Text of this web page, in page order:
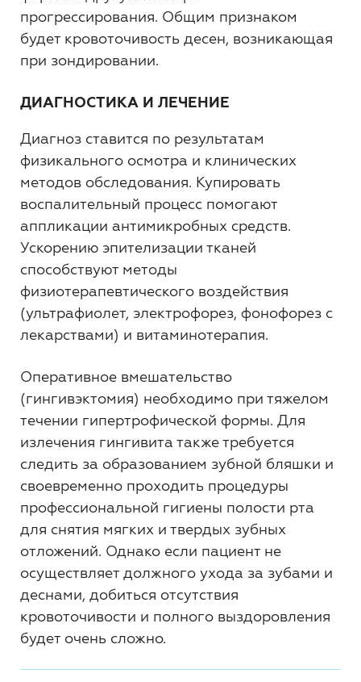
прогрессирования. Общим признаком
будет кровоточивость десен, возникающая
при зондировании.
ДИАГНОСТИКА И ЛЕЧЕНИЕ
Диагноз ставится по результатам
физикального осмотра и клинических
методов обследования. Купировать
воспалительный процесс помогают
аппликации антимикробных средств.
Ускорению эпителизации тканей
способствуют методы
физиотерапевтического воздействия
(ультрафиолет, электрофорез, фонофорез с
лекарствами) и витаминотерапия.
Оперативное вмешательство
(гингивэктомия) необходимо при тяжелом
течении гипертрофической формы. Для
излечения гингивита также требуется
следить за образованием зубной бляшки и
своевременно проходить процедуры
профессиональной гигиены полости рта
для снятия мягких и твердых зубных
отложений. Однако если пациент не
осуществляет должного ухода за зубами и
деснами, добиться отсутствия
кровоточивости и полного выздоровления
будет очень сложно.